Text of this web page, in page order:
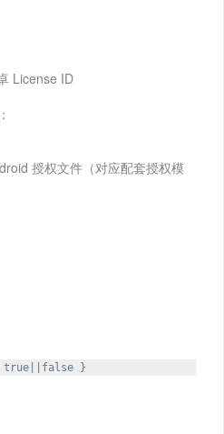
License ID
授权文件（对应配套授权模
true||false }